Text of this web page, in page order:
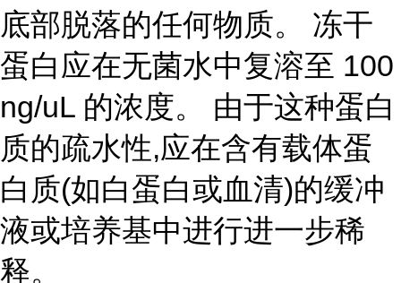
底部脱落的任何物质。 冻干
蛋白应在无菌水中复溶至 100
ng/uL 的浓度。 由于这种蛋白
质的疏水性,应在含有载体蛋
白质(如白蛋白或血清)的缓冲
液或培养基中进行进一步稀
释。